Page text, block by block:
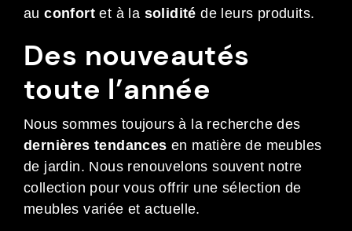
auconfort et à la solidité de leurs produits.
Des nouveautés
toute l’année
Nous sommes toujours à la recherche des
dernières tendances en matière de meubles
de jardin. Nous renouvelons souvent notre
collection pour vous offrir une sélection de
meubles variée et actuelle.